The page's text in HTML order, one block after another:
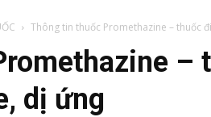
Thông tin thuốc Promethazine – thuốc
–
dị ứng